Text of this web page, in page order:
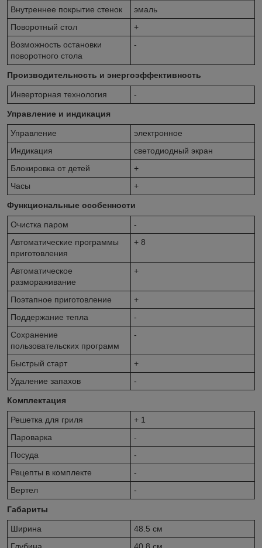
Внутреннее покрытие стенок
эмаль
Поворотный стол
+
Возможность остановки
поворотного стола
-
Производительность и энергоэффективность
Инверторная технология -
Управление и индикация
Управление
электронное
Индикация
светодиодный экран
Блокировка от детей
+
Часы
+
Функциональные особенности
Очистка паром
-
Автоматические программы
приготовления
+ 8
Автоматическое
размораживание
+
Поэтапное приготовление
+
Поддержание тепла
-
Сохранение
пользовательских программ
-
Быстрый старт
+
Удаление запахов
-
Комплектация
Решетка для гриля
+ 1
Пароварка
-
Посуда
-
Рецепты в комплекте
-
Вертел
-
Габариты
Ширина
48.5 см
Глубина
40.8 см